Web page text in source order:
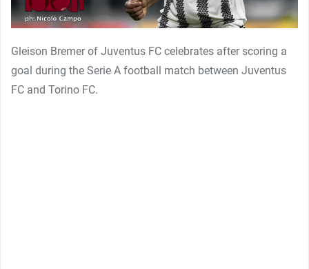
Gleison Bremer of Juventus FC celebrates after scoring a
goal during the Serie A football match between Juventus
FC and Torino FC.